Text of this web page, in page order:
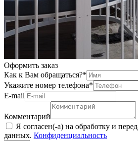
Оформить заказ
Как к Вам обращаться?*
Укажите номер телефона*
Е-mail
Комментарий
Я согласен(-а) на обработку и
данных. Конфиденциальность